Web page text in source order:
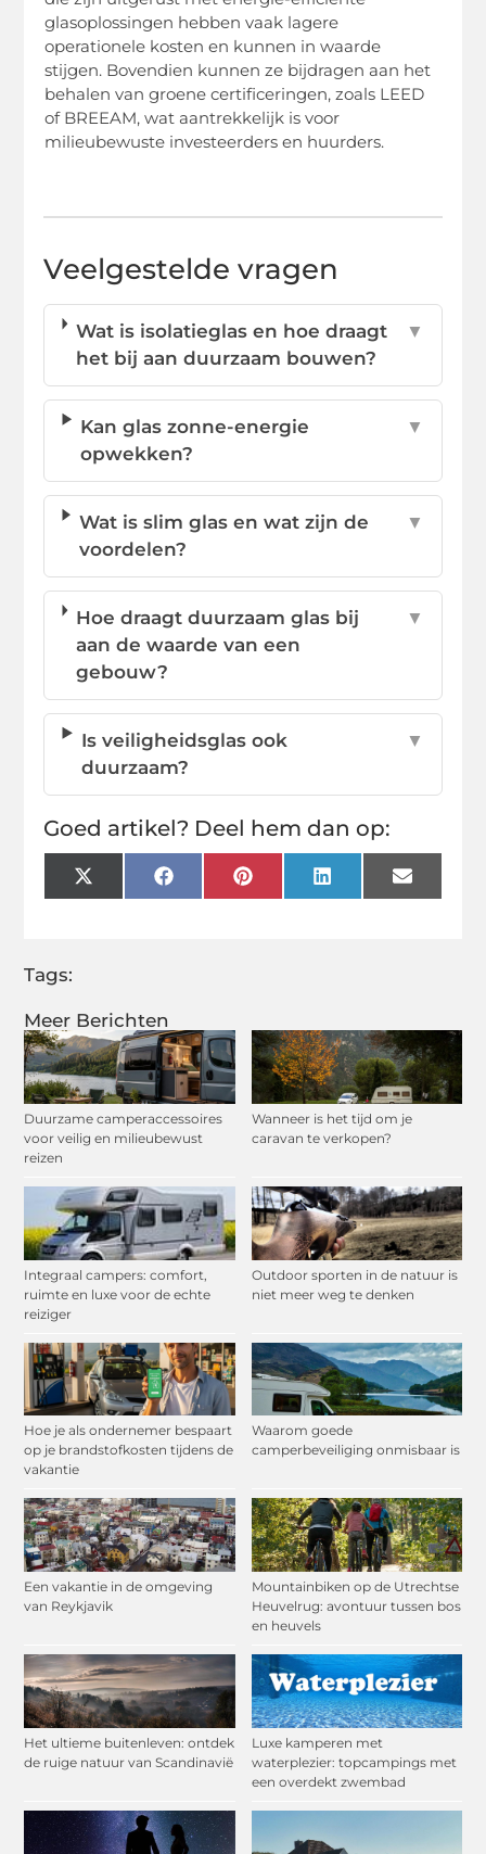
Meer Berichten
Duurzame camperaccessoires
voor veilig en milieubewust
reizen
Wanneer is het tijd om je
caravan te verkopen?
Integraal campers: comfort,
ruimte en luxe voor de echte
reiziger
Outdoor sporten in de natuur is
niet meer weg te denken
Hoe je als ondernemer bespaart
op je brandstofkosten tijdens de
vakantie
Waarom goede
camperbeveiliging onmisbaar is
Een vakantie in de omgeving
van Reykjavik
Mountainbiken op de Utrechtse
Heuvelrug: avontuur tussen bos
en heuvels
Het ultieme buitenleven: ontdek
de ruige natuur van Scandinavië
Luxe kamperen met
waterplezier: topcampings met
een overdekt zwembad
glasoplossingen hebben vaak lagere
operationele kosten en kunnen in waarde
stijgen. Bovendien kunnen ze bijdragen aan het
behalen van groene certificeringen, zoals LEED
of BREEAM, wat aantrekkelijk is voor
milieubewuste investeerders en huurders.
Veelgestelde vragen
Wat is isolatieglas en hoe draagt
het bij aan duurzaam bouwen?
▼
Kan glas zonne-energie
opwekken?
▼
Wat is slim glas en wat zijn de
voordelen?
▼
Hoe draagt duurzaam glas bij
aan de waarde van een
gebouw?
▼
Is veiligheidsglas ook
duurzaam?
▼
Goed artikel? Deel hem dan op:
X
(Twitter)
FacebookPinterestLinkedInEmail
Tags: